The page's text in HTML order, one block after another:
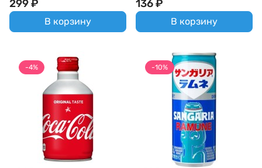
299₽
В корзину
136₽
В корзину
-4% -10%